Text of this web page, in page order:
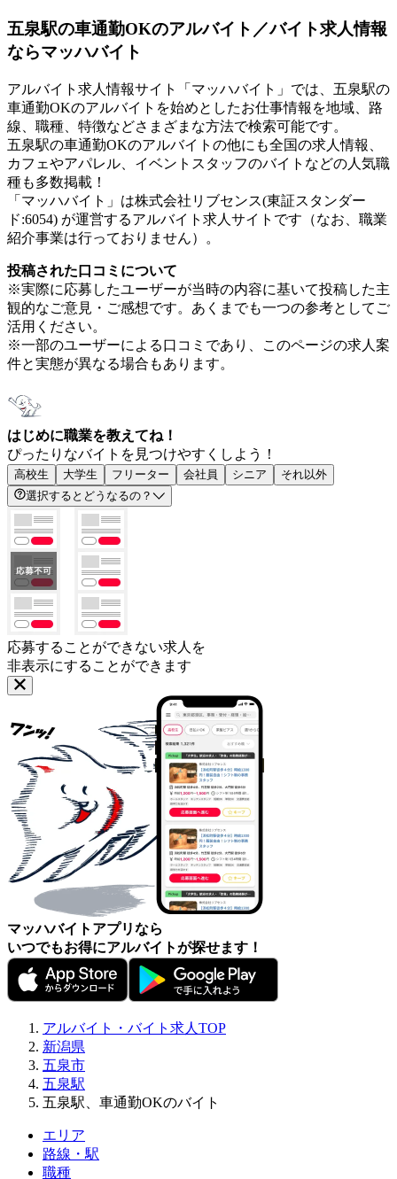
五泉駅の車通勤OKのアルバイト／バイト求人情報
ならマッハバイト
アルバイト求人情報サイト「マッハバイト」では、五泉駅の
車通勤OKのアルバイトを始めとしたお仕事情報を地域、路
線、職種、特徴などさまざまな方法で検索可能です。
五泉駅の車通勤OKのアルバイトの他にも全国の求人情報、
カフェやアパレル、イベントスタッフのバイトなどの人気職
種も多数掲載！
「マッハバイト」は株式会社リブセンス(東証スタンダー
ド:6054) が運営するアルバイト求人サイトです（なお、職業
紹介事業は行っておりません）。
投稿された口コミについて
※実際に応募したユーザーが当時の内容に基いて投稿した主
観的なご意見・ご感想です。あくまでも一つの参考としてご
活用ください。
※一部のユーザーによる口コミであり、このページの求人案
件と実態が異なる場合もあります。
はじめに職業を教えてね！
ぴったりなバイトを見つけやすくしよう！
高校生 大学生 フリーター 会社員 シニア
それ以外
選択するとどうなるの？
応募することができない求人を
非表示にすることができます
マッハバイトアプリなら
いつでもお得にアルバイトが探せます！
アルバイト・バイト求人TOP
新潟県
五泉市
五泉駅
五泉駅、車通勤OKのバイト
エリア
路線・駅
職種